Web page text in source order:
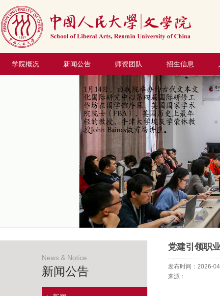
学院概况 新闻公告 师资团队 招生信息
News & Notice
新闻公告
党建引领职
发布时间：2026-
来源：